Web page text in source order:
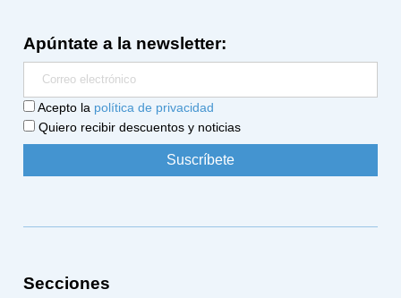
Apúntate a la newsletter:
Acepto la política de privacidad
Quiero recibir descuentos y noticias
Secciones